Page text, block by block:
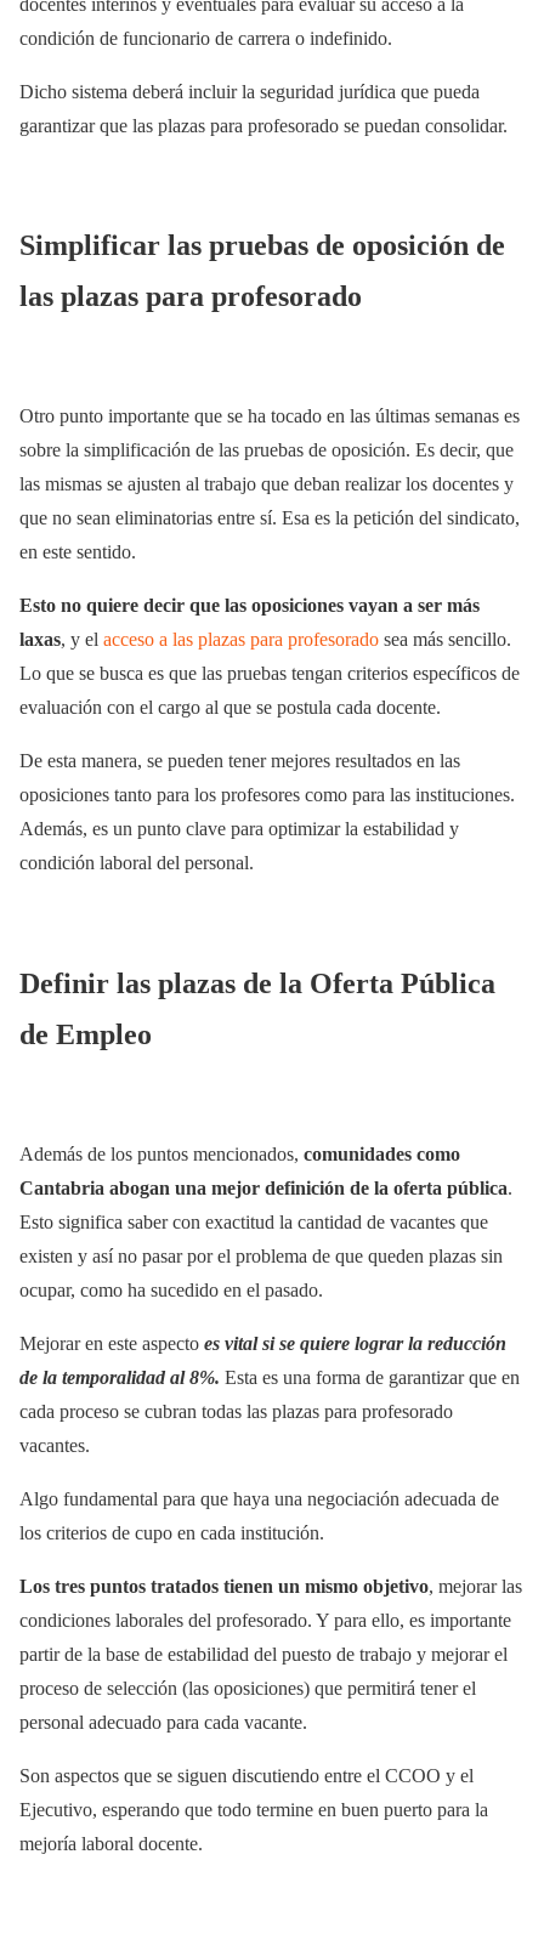
condición de funcionario de carrera o indefinido.
Dicho sistema deberá incluir la seguridad jurídica que pueda
garantizar que las plazas para profesorado se puedan consolidar.
Simplificar las pruebas de oposición de
las plazas para profesorado
Otro punto importante que se ha tocado en las últimas semanas es
sobre la simplificación de las pruebas de oposición. Es decir, que
las mismas se ajusten al trabajo que deban realizar los docentes y
que no sean eliminatorias entre sí. Esa es la petición del sindicato,
en este sentido.
Esto no quiere decir que las oposiciones vayan a ser más
laxas, y el acceso a las plazas para profesorado sea más sencillo.
Lo que se busca es que las pruebas tengan criterios específicos de
evaluación con el cargo al que se postula cada docente.
De esta manera, se pueden tener mejores resultados en las
oposiciones tanto para los profesores como para las instituciones.
Además, es un punto clave para optimizar la estabilidad y
condición laboral del personal.
Definir las plazas de la Oferta Pública
de Empleo
Además de los puntos mencionados, comunidades como
Cantabria abogan una mejor definición de la oferta pública.
Esto significa saber con exactitud la cantidad de vacantes que
existen y así no pasar por el problema de que queden plazas sin
ocupar, como ha sucedido en el pasado.
Mejorar en este aspecto es vital si se quiere lograr la reducción
de la temporalidad al 8%. Esta es una forma de garantizar que en
cada proceso se cubran todas las plazas para profesorado
vacantes.
Algo fundamental para que haya una negociación adecuada de
los criterios de cupo en cada institución.
Los tres puntos tratados tienen un mismo objetivo, mejorar las
condiciones laborales del profesorado. Y para ello, es importante
partir de la base de estabilidad del puesto de trabajo y mejorar el
proceso de selección (las oposiciones) que permitirá tener el
personal adecuado para cada vacante.
Son aspectos que se siguen discutiendo entre el CCOO y el
Ejecutivo, esperando que todo termine en buen puerto para la
mejoría laboral docente.